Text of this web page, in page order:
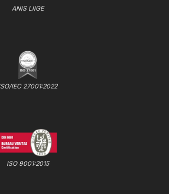
ANIS LIIGE
IEC 27001:2022
ISO 9001:2015